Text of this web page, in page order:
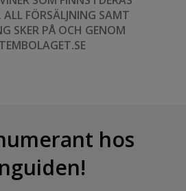
FÖRSÄLJNING SAMT
SKER PÅ OCH GENOM
hos